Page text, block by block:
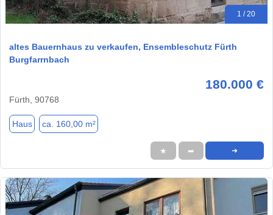
1 / 20
altes Bauernhaus zu verkaufen, Ensembleschutz Fürth
Burgfarrnbach
180.000 €
Fürth, 90768
Haus ca. 160,00 m²
★ ➦ ➜